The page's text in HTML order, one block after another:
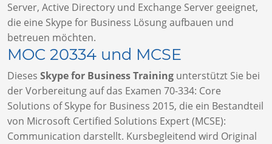
Server, Active Directory und Exchange Server geeignet,
die eine Skype for Business Lösung aufbauen und
betreuen möchten.
MOC 20334 und MCSE
Dieses Skype for Business Training unterstützt Sie bei
der Vorbereitung auf das Examen 70-334: Core
Solutions of Skype for Business 2015, die ein Bestandteil
von Microsoft Certified Solutions Expert (MCSE):
Communication darstellt. Kursbegleitend wird Original